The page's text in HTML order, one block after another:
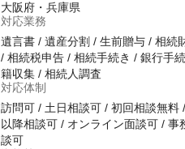
大阪府・兵庫県
対応業務
遺言書 / 遺産分割 / 生前贈与 / 相続
/ 相続税申告 / 相続手続き / 銀行手
籍収集 / 相続人調査
対応体制
訪問可 / 土日相談可 / 初回相談無料
以降相談可 / オンライン面談可 / 事
談可